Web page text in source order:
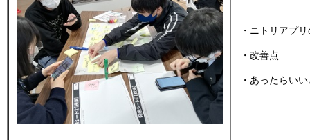
・ニトリアプ
・改善点
・あったらい